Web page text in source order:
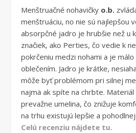
Menštruačné nohavičky o.b.
menštruáciu, no nie sú najlepšou
absorpčné jadro je hrubšie než u
značiek, ako Perties, čo vedie k
pokrčeniu medzi nohami a je
oblečením. Jadro je krátke,
môže byť problémom pri silnej
najmä ak spíte na chrbte.
prevažne umelina, čo znižuje
na trhu existujú lepšie a
Celú recenziu nájdete tu.